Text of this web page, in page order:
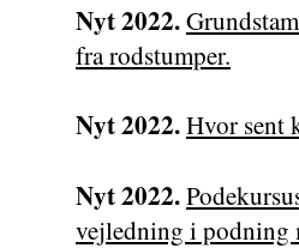
Nyt 2022.
fra rodstumper.
Nyt 2022.Hvor sent
Nyt 2022.
vejledning i podning